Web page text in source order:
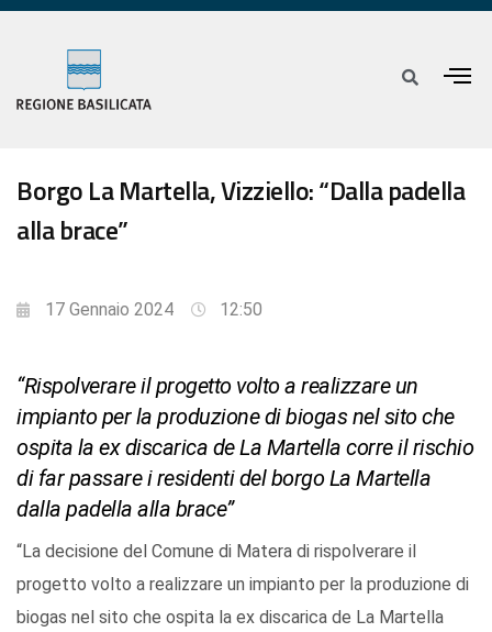
Borgo La Martella, Vizziello: “Dalla padella
alla brace”
17 Gennaio 2024 12:50
“Rispolverare il progetto volto a realizzare un
impianto per la produzione di biogas nel sito che
ospita la ex discarica de La Martella corre il rischio
di far passare i residenti del borgo La Martella
dalla padella alla brace”
“La decisione del Comune di Matera di rispolverare il
progetto volto a realizzare un impianto per la produzione di
biogas nel sito che ospita la ex discarica de La Martella